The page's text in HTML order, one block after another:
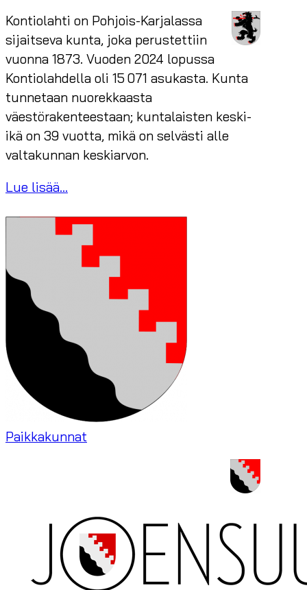
Kontiolahti on Pohjois-Karjalassa
sijaitseva kunta, joka perustettiin
vuonna 1873. Vuoden 2024 lopussa
Kontiolahdella oli 15 071 asukasta. Kunta
tunnetaan nuorekkaasta
väestörakenteestaan; kuntalaisten keski-
ikä on 39 vuotta, mikä on selvästi alle
valtakunnan keskiarvon.
Lue lisää...
Paikkakunnat